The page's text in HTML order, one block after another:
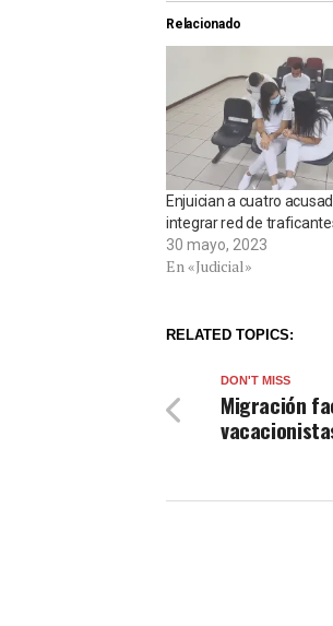
Relacionado
Enjuician a cuatro
integrar red de
30 mayo, 2023
En «Judicial»
RELATED TOPICS:
DON'T MISS
Migración